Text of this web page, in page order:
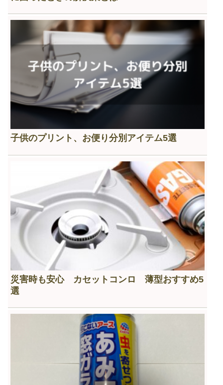
子供のプリント、お便り分別アイテム5選
災害時も安心 カセットコンロ 薄型おすすめ5
選